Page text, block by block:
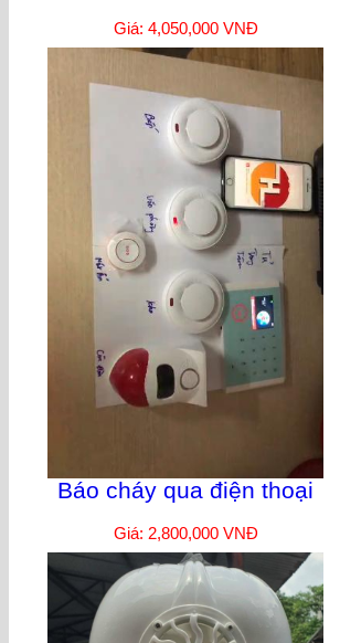
Giá: 4,050,000 VNĐ
Báo cháy qua điện thoại
Giá: 2,800,000 VNĐ